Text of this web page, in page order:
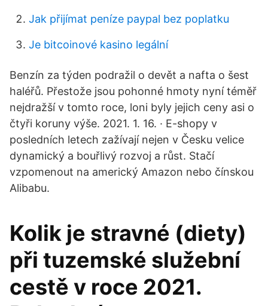
Jak přijímat peníze paypal bez poplatku
Je bitcoinové kasino legální
Benzín za týden podražil o devět a nafta o šest
haléřů. Přestože jsou pohonné hmoty nyní téměř
nejdražší v tomto roce, loni byly jejich ceny asi o
čtyři koruny výše. 2021. 1. 16. · E-shopy v
posledních letech zažívají nejen v Česku velice
dynamický a bouřlivý rozvoj a růst. Stačí
vzpomenout na americký Amazon nebo čínskou
Alibabu.
Kolik je stravné (diety)
při tuzemské služební
cestě v roce 2021.